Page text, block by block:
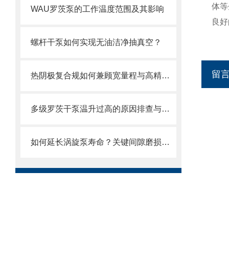
WAU罗茨泵的工作温度范围及其影响
螺杆干泵如何实现无油洁净抽真空？
热阴极复合规如何兼顾宽量程与高精度？
多级罗茨干泵温升过高的原因排查与散热优化
如何延长涡旋泵寿命？关键间隙磨损与补偿设计
体
良
留